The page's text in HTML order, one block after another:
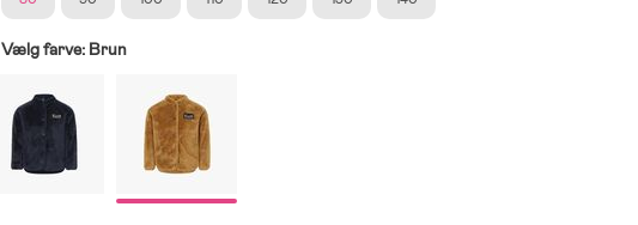
Vælg farve: Brun